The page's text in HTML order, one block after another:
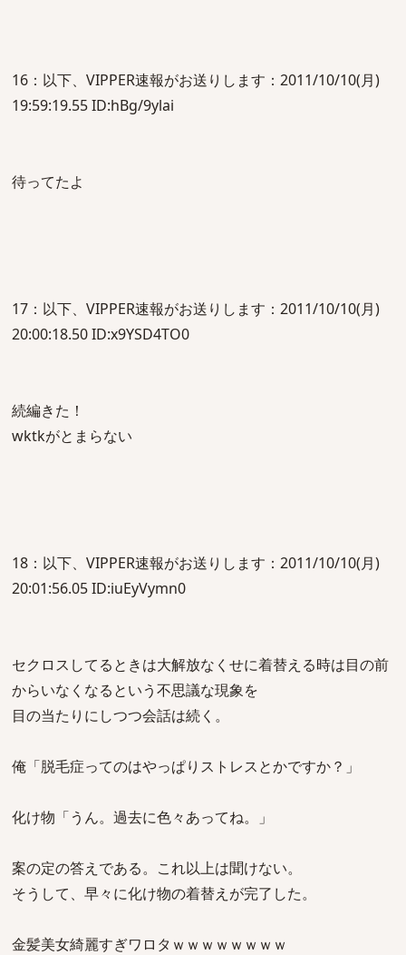
16：以下、VIPPER速報がお送りします：2011/10/10(月)
19:59:19.55 ID:hBg/9ylai
待ってたよ
17：以下、VIPPER速報がお送りします：2011/10/10(月)
20:00:18.50 ID:x9YSD4TO0
続編きた！
wktkがとまらない
18：以下、VIPPER速報がお送りします：2011/10/10(月)
20:01:56.05 ID:iuEyVymn0
セクロスしてるときは大解放なくせに着替える時は目の前
からいなくなるという不思議な現象を
目の当たりにしつつ会話は続く。
俺「脱毛症ってのはやっぱりストレスとかですか？」
化け物「うん。過去に色々あってね。」
案の定の答えである。これ以上は聞けない。
そうして、早々に化け物の着替えが完了した。
金髪美女綺麗すぎワロタｗｗｗｗｗｗｗｗ